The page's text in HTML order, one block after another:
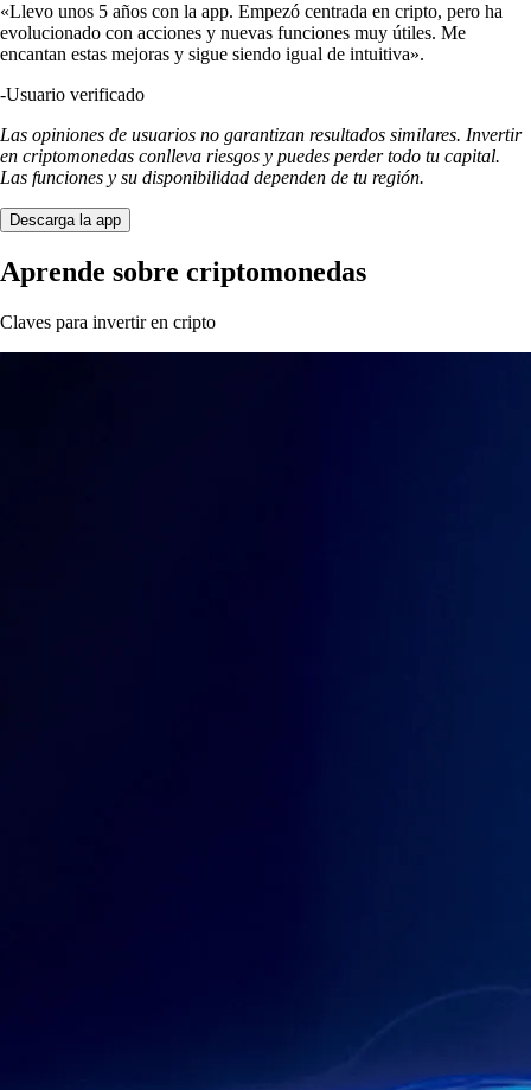
«Llevo unos 5 años con la app. Empezó centrada en cripto, pero ha
evolucionado con acciones y nuevas funciones muy útiles. Me
encantan estas mejoras y sigue siendo igual de intuitiva».
-Usuario verificado
Las opiniones de usuarios no garantizan resultados similares. Invertir
en criptomonedas conlleva riesgos y puedes perder todo tu capital.
Las funciones y su disponibilidad dependen de tu región.
Descarga la app
Aprende sobre criptomonedas
Claves para invertir en cripto